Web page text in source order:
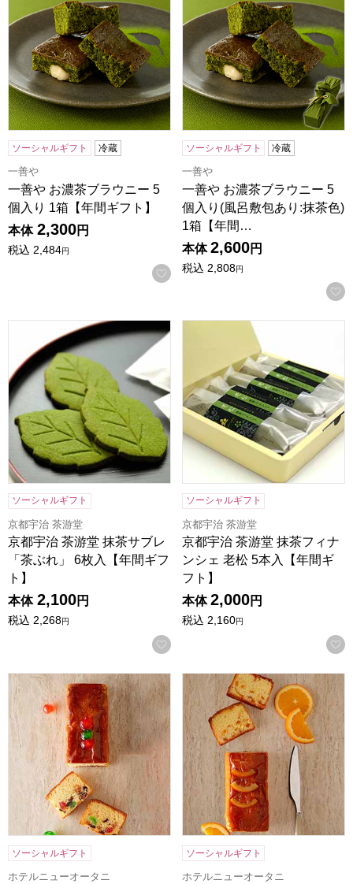
ソーシャルギフト 冷蔵
一善や
一善や お濃茶ブラウニー 5
個入り 1箱【年間ギフト】
本体 2,300円
税込 2,484円
お気に入りに登録する
ソーシャルギフト 冷蔵
一善や
一善や お濃茶ブラウニー 5
個入り(風呂敷包あり:抹茶色)
1箱【年間…
本体 2,600円
税込 2,808円
京都宇治 茶游堂 抹茶サブレ「茶ぶれ」 6枚入【年間ギフト】
ソーシャルギフト
京都宇治 茶游堂
京都宇治 茶游堂 抹茶サブレ
「茶ぶれ」 6枚入【年間ギフ
ト】
本体 2,100円
税込 2,268円
お気に入りに登録する
京都宇治 茶游堂 抹茶フィナ
ソーシャルギフト
京都宇治 茶游堂
京都宇治 茶游堂 抹茶フィナ
ンシェ 老松 5本入【年間ギ
フト】
本体 2,000円
税込 2,160円
ホテルニューオータニ フルーツケーキ(1本)[F-17]【年間ギフ
ソーシャルギフト
ホテルニューオータニ
ホテルニューオータニ オレ
ソーシャルギフト
ホテルニューオータニ